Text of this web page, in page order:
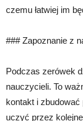
czemu łatwiej im
### Zapoznanie z
Podczas zerówek
nauczycieli. To
kontakt i
uczyć przez